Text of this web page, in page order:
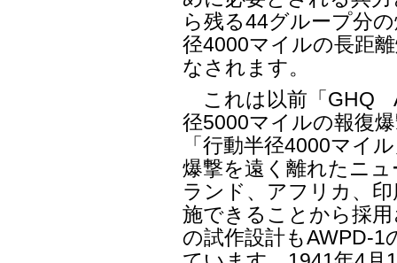
ら残る44グループ分
径4000マイルの長距
なされます。
これは以前「GHQ
径5000マイルの報復
「行動半径4000マイ
爆撃を遠く離れたニ
ランド、アフリカ、
施できることから採
の試作設計もAWPD-1